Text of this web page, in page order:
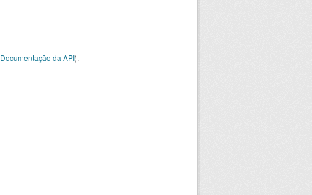
Documentação da API).